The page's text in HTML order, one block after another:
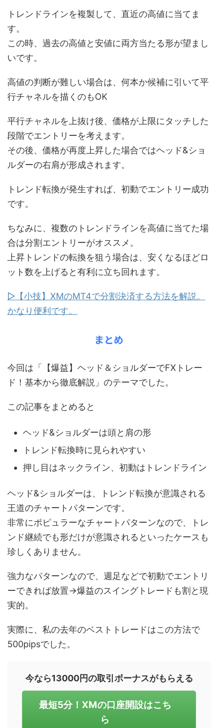
トレンドラインを複製して、直近の高値に当てま
す。
この時、過去の高値と安値に両方当たる形が望まし
いです。
高値の判断が難しい場合は、何本か候補に引いて平
行チャネルを描くのもOK
平行チャネルを上抜け後、価格が上限にタッチした
段階でエントリーを考えます。
その後、価格が再度上昇した場合ではヘッド&ショ
ルダーの右肩が形成されます。
トレンド転換が発生すれば、初動でエントリー成功
です。
ちなみに、複数のトレンドラインを高値に当てた場
合は分割エントリーがオススメ。
上昇トレンドの転換を狙う場合は、安くなるほどロ
ット数を上げると有利に立ち回れます。
▷【小技】XMのMT4で分割決済する方法を解説。
かなり便利です。
まとめ
今回は「【爆益】ヘッド＆ショルダーでFXトレー
ド！基本から徹底解説」のテーマでした。
この記事をまとめると
ヘッド&ショルダーは頭と肩の形
トレンド転換時に見られやすい
押し目はネックライン、初動はトレンドライン
ヘッド&ショルダーは、トレンド転換が意識される
王道のチャートパターンです。
非常にポピュラーなチャートパターンなので、トレ
ンド継続でも形だけが意識されるといったケースも
珍しくありません。
強力なパターンなので、週足などで初動でエントリ
ーできれば放置→爆益のスイングトレードも割と現
実的。
実際に、私の去年のベストトレードはこの方法で
500pipsでした。
今なら13000円の取引ボーナスがもらえる
最短5分！XMの口座開設はこち
ら